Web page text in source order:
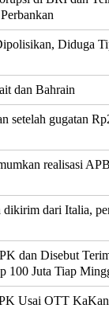
Diduga
dan Bahrain
setelah gugatan
realisasi
dikirim dari Italia,
dan Disebut
100 Juta Tiap
Usai OTT